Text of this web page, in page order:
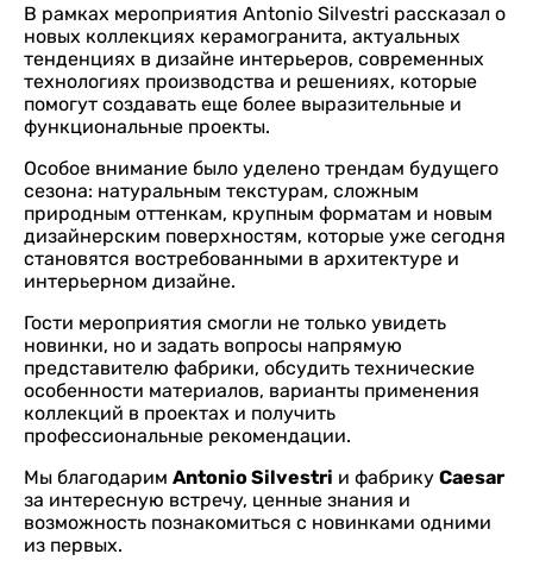
В рамках мероприятия Antonio Silvestri рассказал о
новых коллекциях керамогранита, актуальных
тенденциях в дизайне интерьеров, современных
технологиях производства и решениях, которые
помогут создавать еще более выразительные и
функциональные проекты.
Особое внимание было уделено трендам будущего
сезона: натуральным текстурам, сложным
природным оттенкам, крупным форматам и новым
дизайнерским поверхностям, которые уже сегодня
становятся востребованными в архитектуре и
интерьерном дизайне.
Гости мероприятия смогли не только увидеть
новинки, но и задать вопросы напрямую
представителю фабрики, обсудить технические
особенности материалов, варианты применения
коллекций в проектах и получить
профессиональные рекомендации.
Мы благодарим Antonio Silvestri и фабрику Caesar
за интересную встречу, ценные знания и
возможность познакомиться с новинками одними
из первых.